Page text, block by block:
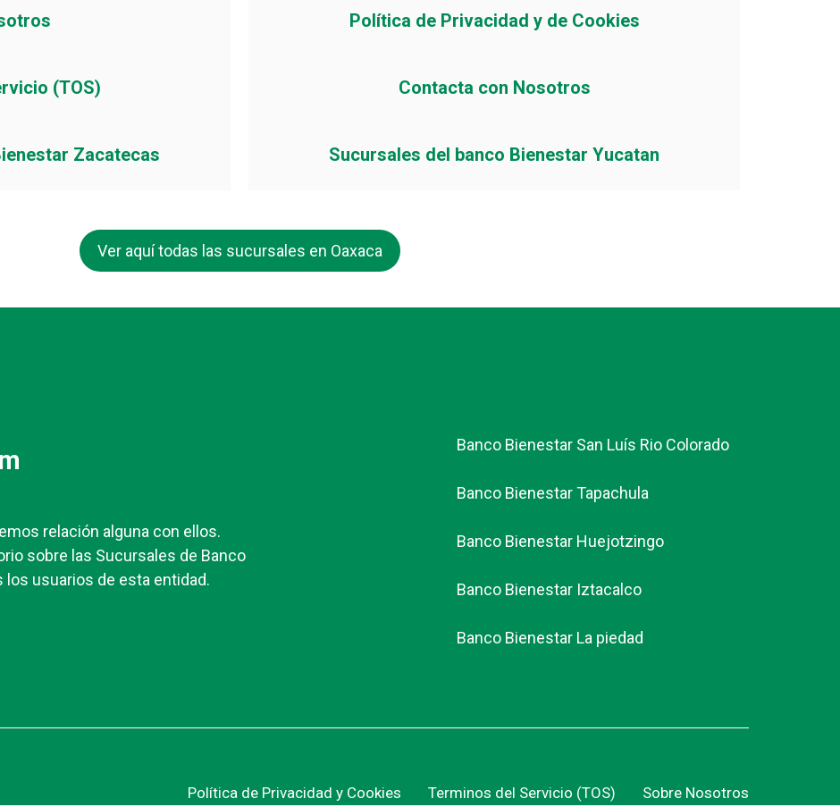
Política de Privacidad y de Cookies
(TOS) Contacta con Nosotros
Zacatecas Sucursales del banco Bienestar Yucatan
Ver aquí todas las sucursales en Oaxaca
relación alguna con ellos.
sobre las Sucursales de Banco
los usuarios de esta entidad.
Banco Bienestar San Luís Rio Colorado
Banco Bienestar Tapachula
Banco Bienestar Huejotzingo
Banco Bienestar Iztacalco
Banco Bienestar La piedad
Política de Privacidad y Cookies Terminos del Servicio (TOS) Sobre Nosotros